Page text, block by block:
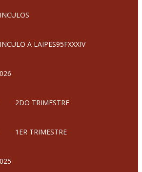
A LAIPES95FXXXIV
2DO TRIMESTRE
1ER TRIMESTRE